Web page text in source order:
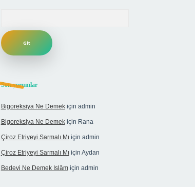
Son yorumlar
Bigoreksiya Ne Demekiçin admin
Bigoreksiya Ne Demekiçin Rana
Çiroz Etriyeyi Sarmalı Mıiçin admin
Çiroz Etriyeyi Sarmalı Mıiçin Aydan
Bedevi Ne Demek Islâmiçin admin